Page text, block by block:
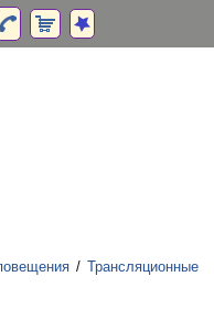
/
Трансляционные